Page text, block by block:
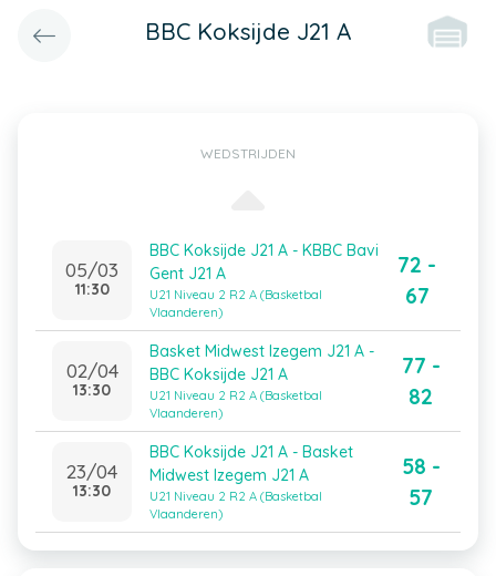
BBC Koksijde J21 A
WEDSTRIJDEN
05/03
11:30
BBC Koksijde J21 A - KBBC Bavi
Gent J21 A
U21 Niveau 2 R2 A (Basketbal
Vlaanderen)
72 -
67
02/04
13:30
Basket Midwest Izegem J21 A -
BBC Koksijde J21 A
U21 Niveau 2 R2 A (Basketbal
Vlaanderen)
77 -
82
23/04
13:30
BBC Koksijde J21 A - Basket
Midwest Izegem J21 A
U21 Niveau 2 R2 A (Basketbal
Vlaanderen)
58 -
57